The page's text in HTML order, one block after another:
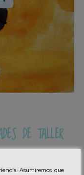
DE TALLER
quizenal.Asumiremos que